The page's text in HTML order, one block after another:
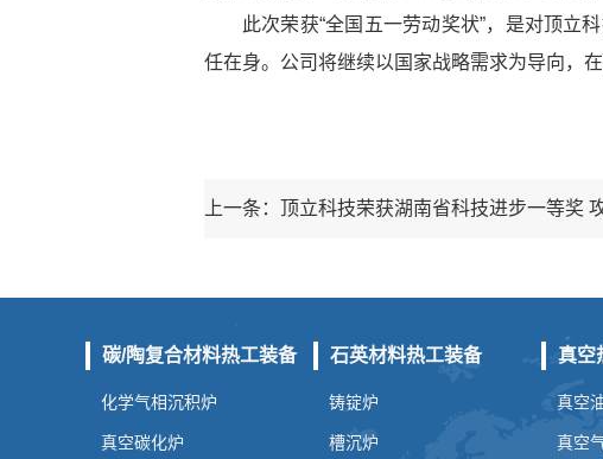
此次荣获“全国五一劳动奖状”，是对顶立
任在身。公司将继续以国家战略需求为导向，
碳/陶复合材料热工装备
化学气相沉积炉
真空碳化炉
石英材料热工装备
铸锭炉
槽沉炉
真空
真空
真空